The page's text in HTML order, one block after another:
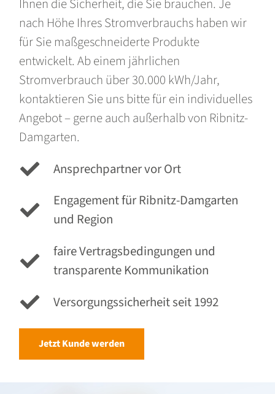
Ihnen die Sicherheit, die Sie brauchen. Je
nach Höhe Ihres Stromverbrauchs haben wir
für Sie maßgeschneiderte Produkte
entwickelt. Ab einem jährlichen
Stromverbrauch über 30.000 kWh/Jahr,
kontaktieren Sie uns bitte für ein individuelles
Angebot – gerne auch außerhalb von Ribnitz-
Damgarten.
Ansprechpartner vor Ort
Engagement für Ribnitz-Damgarten
und Region
faire Vertragsbedingungen und
transparente Kommunikation
Versorgungssicherheit seit 1992
Jetzt Kunde werden